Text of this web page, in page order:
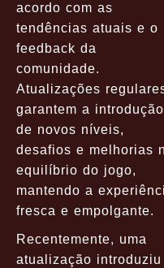
acordo com as
tendências atuais e o
feedback da
comunidade.
Atualizações
garantem a introdução
de novos níveis,
desafios e melhorias
equilíbrio do jogo,
mantendo a
fresca e empolgante.
Recentemente, uma
atualização introduziu